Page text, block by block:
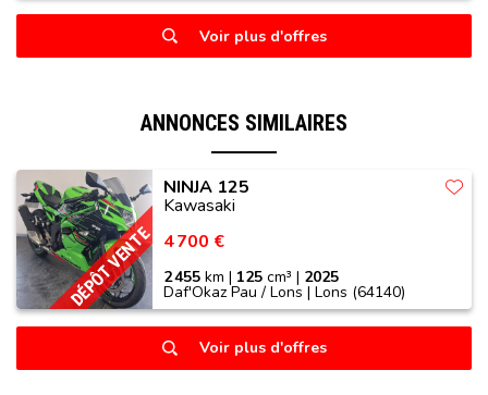
Voir plus d'offres
ANNONCES SIMILAIRES
DÉPÔT VENTE
NINJA 125
Kawasaki
4 700 €
2 455 km | 125 cm³ | 2025
Daf'Okaz Pau / Lons | Lons (64140)
Voir plus d'offres